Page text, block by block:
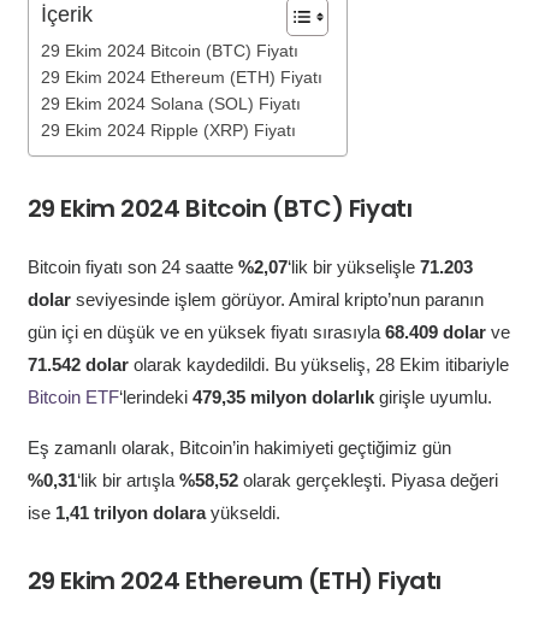
İçerik
29 Ekim 2024 Bitcoin (BTC) Fiyatı
29 Ekim 2024 Ethereum (ETH) Fiyatı
29 Ekim 2024 Solana (SOL) Fiyatı
29 Ekim 2024 Ripple (XRP) Fiyatı
29 Ekim 2024 Bitcoin (BTC) Fiyatı
Bitcoin fiyatı son 24 saatte %2,07‘lik bir yükselişle 71.203
dolarseviyesinde işlem görüyor. Amiral kripto’nun paranın
gün içi en düşük ve en yüksek fiyatı sırasıyla 68.409 dolar ve
71.542 dolarolarak kaydedildi. Bu yükseliş, 28 Ekim itibariyle
Bitcoin ETF‘lerindeki 479,35 milyon dolarlıkgirişle uyumlu.
Eş zamanlı olarak, Bitcoin’in hakimiyeti geçtiğimiz gün
%0,31‘lik bir artışla %58,52olarak gerçekleşti. Piyasa değeri
ise 1,41 trilyon dolarayükseldi.
29 Ekim 2024 Ethereum (ETH) Fiyatı